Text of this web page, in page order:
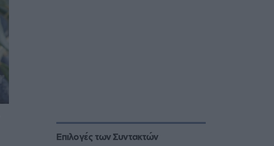
Επιλογές των Συντακτών